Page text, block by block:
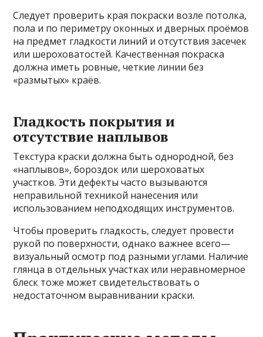
Следует проверить края покраски возле потолка,
пола и по периметру оконных и дверных проёмов
на предмет гладкости линий и отсутствия засечек
или шероховатостей. Качественная покраска
должна иметь ровные, четкие линии без
«размытых» краёв.
Гладкость покрытия и
отсутствие наплывов
Текстура краски должна быть однородной, без
«наплывов», бороздок или шероховатых
участков. Эти дефекты часто вызываются
неправильной техникой нанесения или
использованием неподходящих инструментов.
Чтобы проверить гладкость, следует провести
рукой по поверхности, однако важнее всего—
визуальный осмотр под разными углами. Наличие
глянца в отдельных участках или неравномерное
блеск тоже может свидетельствовать о
недостаточном выравнивании краски.